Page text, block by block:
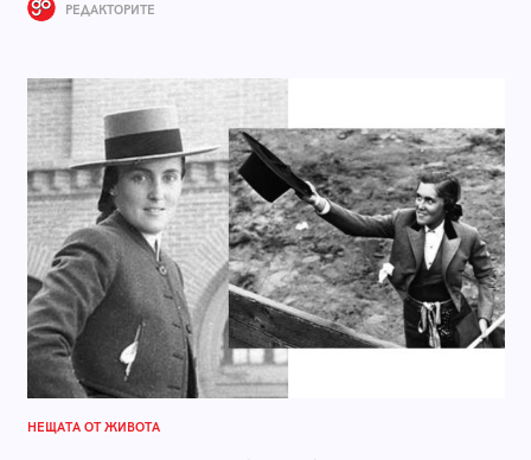
РЕДАКТОРИТЕ
НЕЩАТА ОТ ЖИВОТА